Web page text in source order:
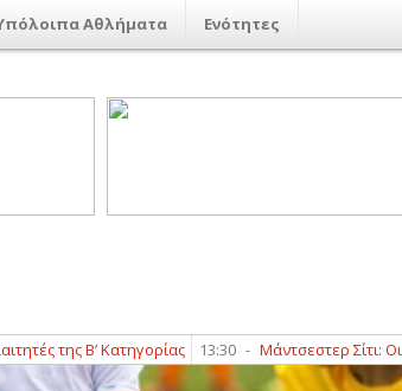
Αθλήματα Ενότητες
Β’ Κατηγορίας 13:30 - Μάντσεστερ Σίτι: Οι